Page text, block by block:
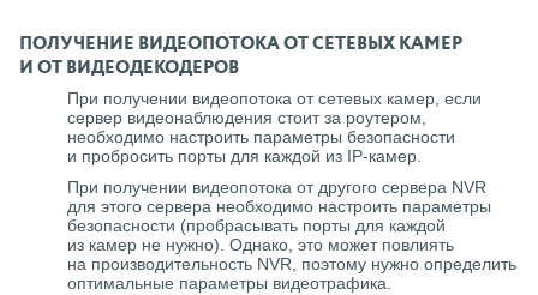
ПОЛУЧЕНИЕ ВИДЕОПОТОКА ОТ СЕТЕВЫХ КАМЕР
И ОТ ВИДЕОДЕКОДЕРОВ
При получении видеопотока от сетевых камер, если
сервер видеонаблюдения стоит за роутером,
необходимо настроить параметры безопасности
и пробросить порты для каждой из IP-камер.
При получении видеопотока от другого сервера NVR
для этого сервера необходимо настроить параметры
безопасности (пробрасывать порты для каждой
из камер не нужно). Однако, это может повлиять
на производительность NVR, поэтому нужно определить
оптимальные параметры видеотрафика.